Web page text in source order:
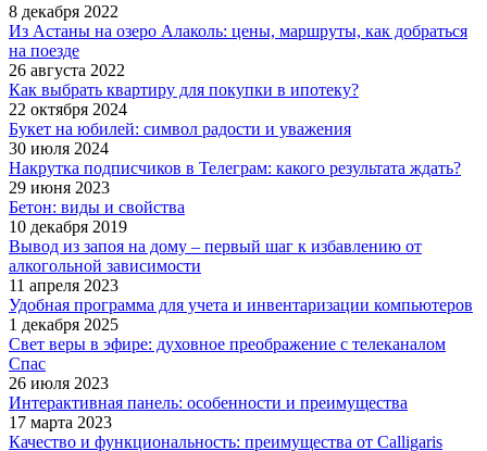
8 декабря 2022
Из Астаны на озеро Алаколь: цены, маршруты, как добраться
на поезде
26 августа 2022
Как выбрать квартиру для покупки в ипотеку?
22 октября 2024
Букет на юбилей: символ радости и уважения
30 июля 2024
Накрутка подписчиков в Телеграм: какого результата ждать?
29 июня 2023
Бетон: виды и свойства
10 декабря 2019
Вывод из запоя на дому – первый шаг к избавлению от
алкогольной зависимости
11 апреля 2023
Удобная программа для учета и инвентаризации компьютеров
1 декабря 2025
Свет веры в эфире: духовное преображение с телеканалом
Спас
26 июля 2023
Интерактивная панель: особенности и преимущества
17 марта 2023
Качество и функциональность: преимущества от Calligaris